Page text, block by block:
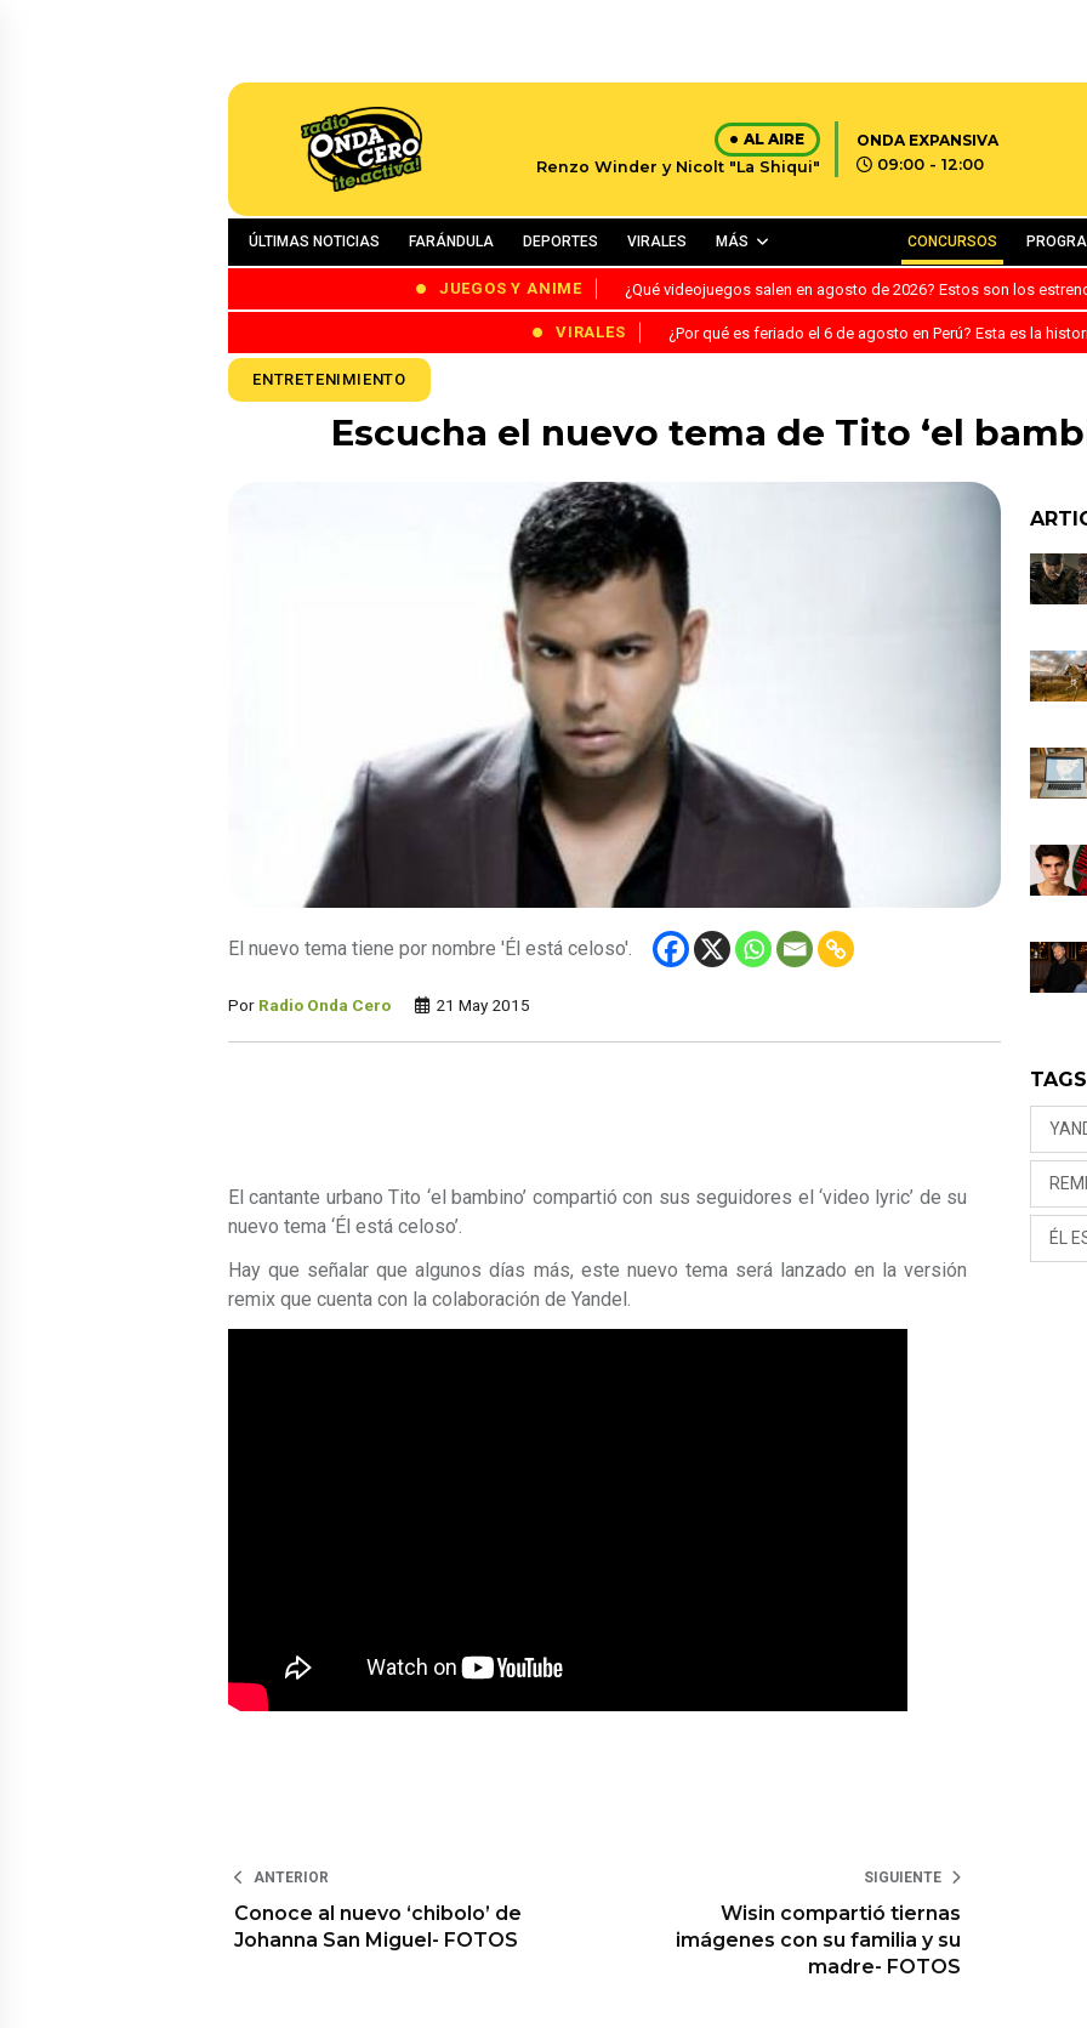
AL AIRE
Renzo Winder y Nicolt "La Shiqui"
ONDA EXPANSIVA
09:00 - 12:00
ÚLTIMAS NOTICIAS FARÁNDULA DEPORTES VIRALES MÁS CONCURSOS
JUEGOS Y ANIME ¿Qué videojuegos salen en agosto de 2026? Estos son los
VIRALES ¿Por qué es feriado el 6 de agosto en Perú? Esta es la
ENTRETENIMIENTO
Escucha el nuevo tema de Tito ‘el
El nuevo tema tiene por nombre 'Él está celoso'.
Por Radio Onda Cero 21 May 2015
El cantante urbano Tito ‘el bambino’ compartió con sus seguidores el ‘video lyric’ de su
nuevo tema ‘Él está celoso’.
Hay que señalar que algunos días más, este nuevo tema será lanzado en la versión
remix que cuenta con la colaboración de Yandel.
ANTERIOR
Conoce al nuevo ‘chibolo’ de
Johanna San Miguel- FOTOS
SIGUIENTE
Wisin compartió tiernas
imágenes con su familia y su
madre- FOTOS
TAGS
ÉL